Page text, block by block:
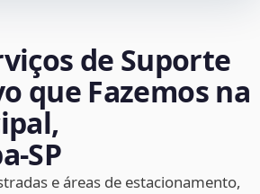
de Suporte
que Fazemos na
e áreas de estacionamento,